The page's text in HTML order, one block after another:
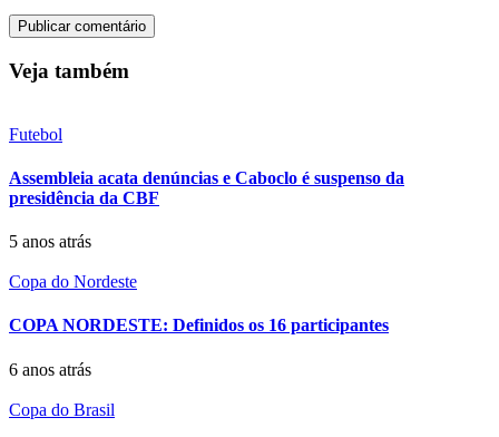
Veja também
Futebol
Assembleia acata denúncias e Caboclo é suspenso da
presidência da CBF
5 anos atrás
Copa do Nordeste
COPA NORDESTE: Definidos os 16 participantes
6 anos atrás
Copa do Brasil